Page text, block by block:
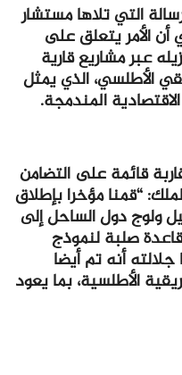
التي تلاها مستشار
أن الأمر يتعلق على
عبر مشاريع قارية
الأطلسي، الذي يمثل
المندمجة.
قائمة على التضامن
“قمنا مؤخرا بإطلاق
ولوج دول الساحل إلى
صلبة لنموذج
أنه تم أيضا
الأطلسية، بما يعود